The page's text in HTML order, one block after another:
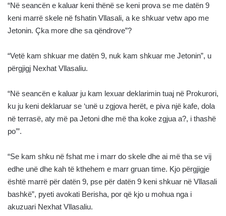
“Në seancën e kaluar keni thënë se keni prova se me datën 9
keni marrë skele në fshatin Vllasali, a ke shkuar vetw apo me
Jetonin. Çka more dhe sa qëndrove”?
“Vetë kam shkuar me datën 9, nuk kam shkuar me Jetonin”, u
përgjigj Nexhat Vllasaliu.
“Në seancën e kaluar ju kam lexuar deklarimin tuaj në Prokurori,
ku ju keni deklaruar se ‘unë u zgjova herët, e piva një kafe, dola
në terrasë, aty më pa Jetoni dhe më tha koke zgjua a?, i thashë
po’”.
“Se kam shku në fshat me i marr do skele dhe ai më tha se vij
edhe unë dhe kah të kthehem e marr gruan time. Kjo përgjigje
është marrë për datën 9, pse për datën 9 keni shkuar në Vllasali
bashkë”, pyeti avokati Berisha, por që kjo u mohua nga i
akuzuari Nexhat Vllasaliu.